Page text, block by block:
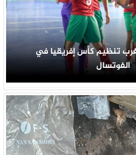
تنظيم كأس إفريقيا في
الفوتسال